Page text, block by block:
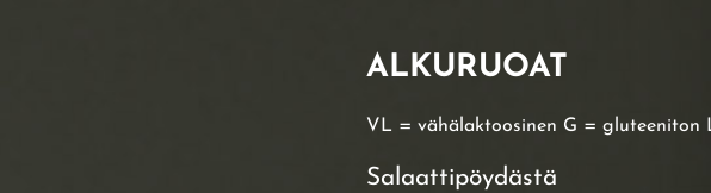
ALKURUOAT
VL = vähälaktoosinen G =
Salaattipöydästä